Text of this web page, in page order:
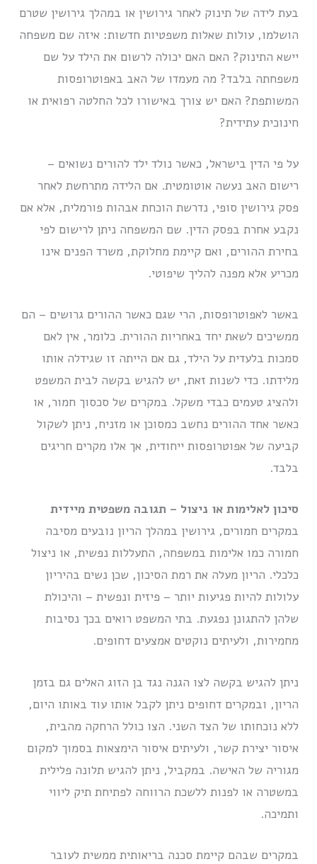
בעת לידה של תינוק לאחר גירושין או במהלך גירושין שטרם
הושלמו, עולות שאלות משפטיות חדשות: איזה שם משפחה
יישא התינוק? האם האם יכולה לרשום את הילד על שם
משפחתה בלבד? מה מעמדו של האב באפוטרופסות
המשותפת? האם יש צורך באישורו לכל החלטה רפואית או
חינוכית עתידית?
על פי הדין בישראל, כאשר נולד ילד להורים נשואים –
רישום האב נעשה אוטומטית. אם הלידה מתרחשת לאחר
פסק גירושין סופי, נדרשת הוכחת אבהות פורמלית, אלא אם
נקבע אחרת בפסק הדין. שם המשפחה ניתן לרישום לפי
בחירת ההורים, ואם קיימת מחלוקת, משרד הפנים אינו
מכריע אלא מפנה להליך שיפוטי.
באשר לאפוטרופסות, הרי שגם כאשר ההורים גרושים – הם
ממשיכים לשאת יחד באחריות ההורית. כלומר, אין לאם
סמכות בלעדית על הילד, גם אם הייתה זו שגידלה אותו
מלידתו. כדי לשנות זאת, יש להגיש בקשה לבית המשפט
ולהציג טעמים כבדי משקל. במקרים של סכסוך חמור, או
כאשר אחד ההורים נחשב כמסוכן או מזניח, ניתן לשקול
קביעה של אפוטרופסות ייחודית, אך אלו מקרים חריגים
בלבד.
סיכון לאלימות או ניצול – תגובה משפטית מיידית
במקרים חמורים, גירושין במהלך הריון נובעים מסיבה
חמורה כמו אלימות במשפחה, התעללות נפשית, או ניצול
כלכלי. הריון מעלה את רמת הסיכון, שכן נשים בהיריון
עלולות להיות פגיעות יותר – פיזית ונפשית – והיכולת
שלהן להתגונן נפגעת. בתי המשפט רואים בכך נסיבות
מחמירות, ולעיתים נוקטים אמצעים דחופים.
ניתן להגיש בקשה לצו הגנה נגד בן הזוג האלים גם בזמן
הריון, ובמקרים דחופים ניתן לקבל אותו עוד באותו היום,
ללא נוכחותו של הצד השני. הצו כולל הרחקה מהבית,
איסור יצירת קשר, ולעיתים איסור הימצאות בסמוך למקום
מגוריה של האישה. במקביל, ניתן להגיש תלונה פלילית
במשטרה או לפנות ללשכת הרווחה לפתיחת תיק ליווי
ותמיכה.
במקרים שבהם קיימת סכנה בריאותית ממשית לעובר